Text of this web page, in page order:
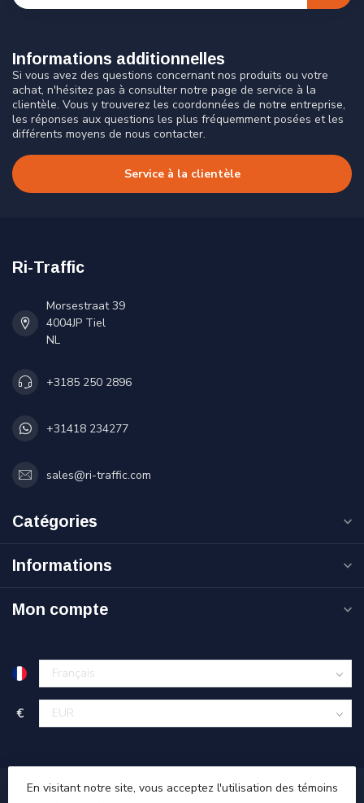
Informations additionnelles
Si vous avez des questions concernant nos produits ou votre
achat, n'hésitez pas à consulter notre page de service à la
clientèle. Vous y trouverez les coordonnées de notre entreprise,
les réponses aux questions les plus fréquemment posées et les
différents moyens de nous contacter.
Service à la clientèle
Ri-Traffic
Morsestraat 39
4004JP Tiel
NL
+3185 250 2896
+31418 234277
sales@ri-traffic.com
Catégories
Informations
Mon compte
€
En visitant notre site, vous acceptez l'utilisation des témoins